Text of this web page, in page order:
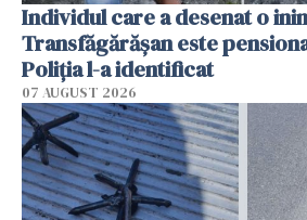
Individul care a desenat o
Transfăgărășan este
Poliția l-a identificat
07 AUGUST 2026